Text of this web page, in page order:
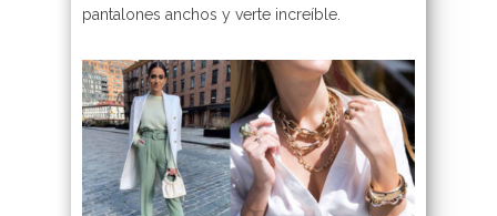
pantalones anchos y verte increíble.